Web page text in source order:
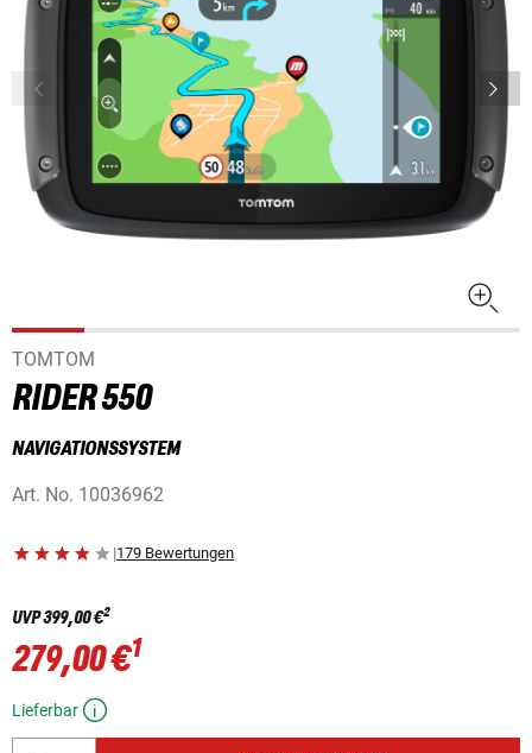
TOMTOM
RIDER 550
NAVIGATIONSSYSTEM
Art. No. 10036962
|179 Bewertungen
UVP399,00 €2
279,00 €1
Lieferbar